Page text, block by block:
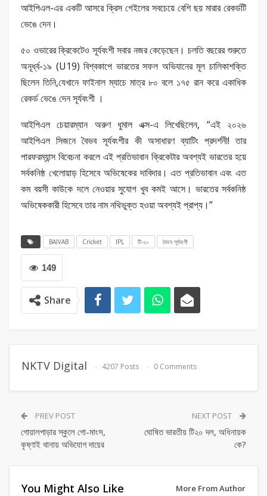
আইপিএল-এর একটি আসরে ক্রিস গেইলের সবচেয়ে বেশি ছয় মারার রেকর্ডটি
ভেঙে দেন।
৫০ ওভারের ক্রিকেটেও সূর্যবংশী সবার নজর কেড়েছেন। চলতি বছরের শুরুতে
অনূর্ধ্ব-১৯ (U19) বিশ্বকাপে ভারতের সফল অভিযানের মূল চালিকাশক্তি
ছিলেন তিনি,যেখানে ফাইনাল ম্যাচে মাত্র ৮০ বলে ১৭৫ রান করে একাধিক
রেকর্ড ভেঙে দেন সূর্যবংশী ।
আইপিএল চেয়ারম্যান অরুণ ধুমাল এক্স-এ লিখেছিলেন, “এই ২০২৬
আইপিএল সিজনে বৈভব সূর্যবংশীর কী অসাধারণ ব্যাটিং প্রদর্শনী! তার
পারফরম্যান্স বিবেচনা করলে এই প্রতিভাবান ক্রিকেটার অবশ্যই ভারতের হয়ে
সর্বকনিষ্ঠ খেলোয়াড় হিসেবে অভিষেকের দাবিদার। এত প্রতিভাবান এবং এত
কম বয়সী কাউকে দলে নেওয়ার সুযোগ খুব কমই আসে। ভারতের সর্বকনিষ্ঠ
অভিষেককারী হিসেবে তার নাম নথিভুক্ত হওয়া অবশ্যই প্রাপ্য।”
BAIVAB Cricket IPL টি-২০ বৈভব সূর্যবংশী
149
Share
NKTV Digital 4207 Posts 0 Comments
PREV POST
গোয়ালপাড়ার স্কুলে গো-মাংস,
কৃষ্ণাই থানায় অভিযোগ দায়ের
NEXT POST
ঘোষিত ভারতীয় টি২০ দল, অধিনায়ক
কে?
You Might Also Like More From Author